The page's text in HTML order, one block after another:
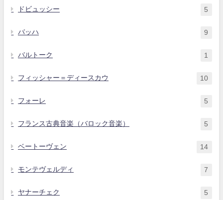
ドビュッシー 5
バッハ 9
バルトーク 1
フィッシャー＝ディースカウ 10
フォーレ 5
フランス古典音楽（バロック音楽） 5
ベートーヴェン 14
モンテヴェルディ 7
ヤナーチェク 5